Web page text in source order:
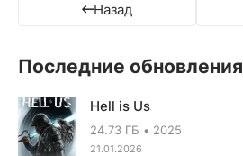
Назад
Последние обновления
Hell is Us
24.73 ГБ 2025
21.01.2026